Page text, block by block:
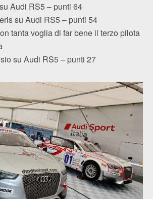
Audi RS5 – punti 64
su Audi RS5 – punti 54
tanta voglia di far bene il terzo pilota
su Audi RS5 – punti 27